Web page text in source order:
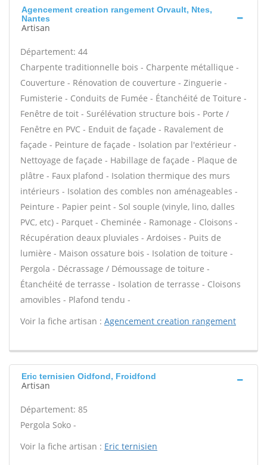
Agencement creation rangement Orvault, Ntes,
Nantes
Artisan
Département: 44
Charpente traditionnelle bois - Charpente métallique -
Couverture - Rénovation de couverture - Zinguerie -
Fumisterie - Conduits de Fumée - Étanchéité de Toiture -
Fenêtre de toit - Surélévation structure bois - Porte /
Fenêtre en PVC - Enduit de façade - Ravalement de
façade - Peinture de façade - Isolation par l'extérieur -
Nettoyage de façade - Habillage de façade - Plaque de
plâtre - Faux plafond - Isolation thermique des murs
intérieurs - Isolation des combles non aménageables -
Peinture - Papier peint - Sol souple (vinyle, lino, dalles
PVC, etc) - Parquet - Cheminée - Ramonage - Cloisons -
Récupération deaux pluviales - Ardoises - Puits de
lumière - Maison ossature bois - Isolation de toiture -
Pergola - Décrassage / Démoussage de toiture -
Étanchéité de terrasse - Isolation de terrasse - Cloisons
amovibles - Plafond tendu -
Voir la fiche artisan : Agencement creation rangement
Eric ternisien Oidfond, Froidfond
Artisan
Département: 85
Pergola Soko -
Voir la fiche artisan : Eric ternisien